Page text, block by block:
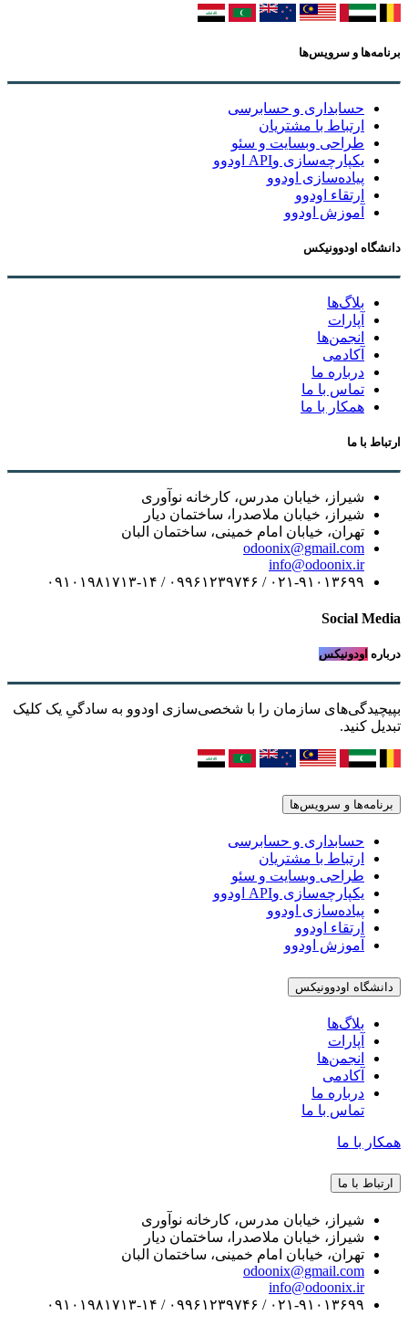
برنامه‌ها و سرویس‌ها
حسابداری و حسابرسی
ارتباط با مشتریان
طراحی وبسایت و سئو
یکپارچه‌سازی وAPI اودوو
پیاده‌سازی اودوو
ارتقاء اودوو
آموزش اودوو
دانشگاه اودوونیکس
بلاگ‌ها
آپارات
انجمن‌ها
آکادمی
درباره ما
تماس با ما
همکار با ما
ارتباط با ما
شیراز، خیابان مدرس، کارخانه نوآوری
شیراز، خیابان ملاصدرا، ساختمان دیار
تهران، خیابان امام خمینی، ساختمان البان
odoonix@gmail.com
info@odoonix.ir
۰۲۱-۹۱۰۱۳۶۹۹ / ۰۹۹۶۱۲۳۹۷۴۶ / ۰۹۱۰۱۹۸۱۷۱۳-۱۴
Social Media
درباره اودونیکس
بپیچیدگی‌های سازمان را با شخصی‌سازی اودوو به سادگیِ یک کلیک
تبدیل کنید.
برنامه‌ها و سرویس‌ها
حسابداری و حسابرسی
ارتباط با مشتریان
طراحی وبسایت و سئو
یکپارچه‌سازی وAPI اودوو
پیاده‌سازی اودوو
ارتقاء اودوو
آموزش اودوو
دانشگاه اودوونیکس
بلاگ‌ها
آپارات
انجمن‌ها
آکادمی
درباره ما
تماس با ما
همکار با ما
ارتباط با ما
شیراز، خیابان مدرس، کارخانه نوآوری
شیراز، خیابان ملاصدرا، ساختمان دیار
تهران، خیابان امام خمینی، ساختمان البان
odoonix@gmail.com
info@odoonix.ir
۰۲۱-۹۱۰۱۳۶۹۹ / ۰۹۹۶۱۲۳۹۷۴۶ / ۰۹۱۰۱۹۸۱۷۱۳-۱۴